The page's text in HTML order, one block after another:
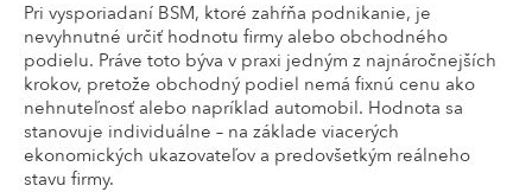
Pri vysporiadaní BSM, ktoré zahŕňa podnikanie, je
nevyhnutné určiť hodnotu firmy alebo obchodného
podielu. Práve toto býva v praxi jedným z najnáročnejších
krokov, pretože obchodný podiel nemá fixnú cenu ako
nehnuteľnosť alebo napríklad automobil. Hodnota sa
stanovuje individuálne – na základe viacerých
ekonomických ukazovateľov a predovšetkým reálneho
stavu firmy.